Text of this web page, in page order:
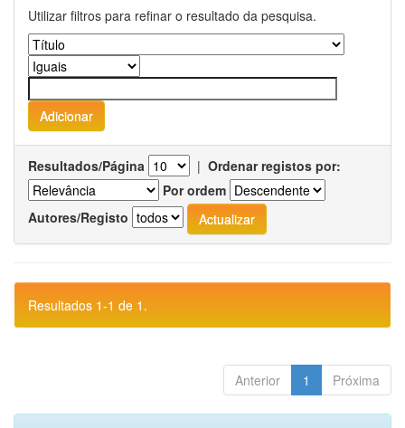
Utilizar filtros para refinar o resultado da pesquisa.
Resultados/Página | Ordenar registos por:
Por ordem
Autores/Registo
Resultados 1-1 de 1.
Anterior 1 Próxima